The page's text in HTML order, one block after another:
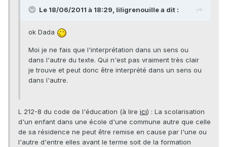
Le 18/06/2011 à 18:29, liligrenouille a dit :
ok Dada
Moi je ne fais que l'interprétation dans un sens ou
dans l'autre du texte. Qui n'est pas vraiment très clair
je trouve et peut donc être interprété dans un sens ou
dans l'autre.
L 212-8 du code de l'éducation (à lire ici) : La scolarisation
d'un enfant dans une école d'une commune autre que celle
de sa résidence ne peut être remise en cause par l'une ou
l'autre d'entre elles avant le terme soit de la formation